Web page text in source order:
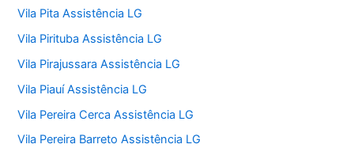
Vila Pita Assistência LG
Vila Pirituba Assistência LG
Vila Pirajussara Assistência LG
Vila Piauí Assistência LG
Vila Pereira Cerca Assistência LG
Vila Pereira Barreto Assistência LG